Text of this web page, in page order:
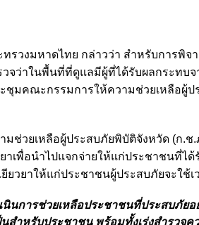
งมหาดไทย กล่าวว่า สำหรับการพิจา
จว่าในพื้นที่ที่ดูแลมีผู้ที่ได้รับผลกระทบ
ชุมคณะกรรมการให้ความช่วยเหลือผู้ป
ช่วยเหลือผู้ประสบภัยพิบัติจังหวัด (ก.ช.
าเพื่อนำไปแจกจ่ายให้แก่ประชาชนที่ไ
วยาให้แก่ประชาชนผู้ประสบภัยจะใช้เ
นการช่วยเหลือประชาชนที่ประสบภัยอ
สำหรับประชาชน พร้อมทั้งเร่งสำรวจค